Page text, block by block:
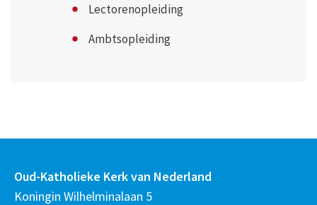
Lectorenopleiding
Ambtsopleiding
Oud-Katholieke Kerk van Nederland
Koningin Wilhelminalaan 5